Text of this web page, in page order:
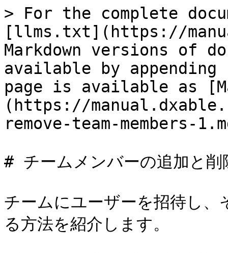
> For the complete
[llms.txt](https://
Markdown versions of
available by
page is available as
(https://
remove-team-members-
# チームメンバーの追加と削
チームにユーザーを招待し
る方法を紹介します。